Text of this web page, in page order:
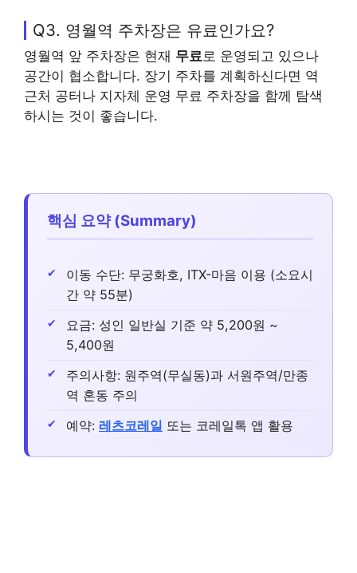
Q3. 영월역 주차장은 유료인가요?
영월역 앞 주차장은 현재 무료 로 운영되고 있으나
공간이 협소합니다. 장기 주차를 계획하신다면 역
근처 공터나 지자체 운영 무료 주차장을 함께 탐색
하시는 것이 좋습니다.
핵심 요약 (Summary)
이동 수단: 무궁화호, ITX-마음 이용 (소요시
간 약 55분)
요금: 성인 일반실 기준 약 5,200원 ~
5,400원
주의사항: 원주역(무실동)과 서원주역/만종
역 혼동 주의
예약: 레츠코레일 또는 코레일톡 앱 활용